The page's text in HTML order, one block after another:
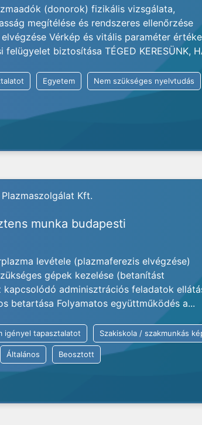
(donorok) fizikális vizsgálata,
megítélése és rendszeres ellenőrzése
Vérkép és vitális paraméter
biztosítása TÉGED KERESÜNK,
Egyetem Nem szükséges nyelvtudás
Plazmaszolgálat Kft.
munka budapesti
levétele (plazmaferezis elvégzése)
gépek kezelése (betanítást
kapcsolódó adminisztrációs feladatok
betartása Folyamatos együttműködés a...
igényel tapasztalatot Szakiskola / szakmunkás
Általános Beosztott